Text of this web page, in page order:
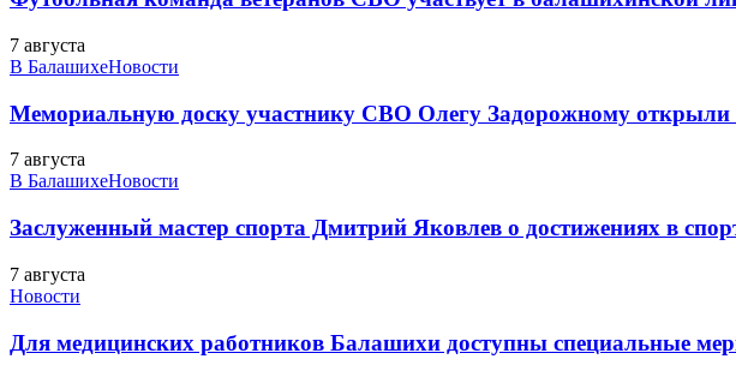
7 августа
В БалашихеНовости
Мемориальную доску участнику СВО Олегу Задорожному
7 августа
В БалашихеНовости
Заслуженный мастер спорта Дмитрий Яковлев о достижениях в
7 августа
Новости
Для медицинских работников Балашихи доступны специальные